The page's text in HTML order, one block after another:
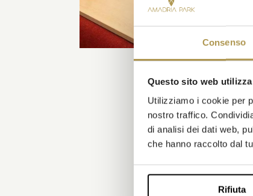
Consenso
Questo sito web
Utilizziamo i cookie per
nostro traffico.
di analisi dei dati web,
che hanno raccolto dal
Rifiuta